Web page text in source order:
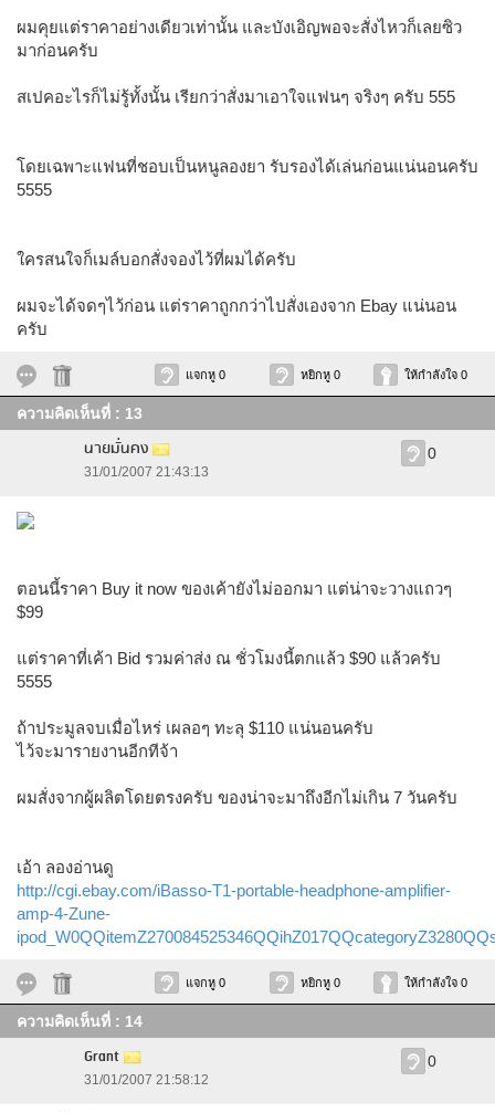
ผมคุยแต่ราคาอย่างเดียวเท่านั้น และบังเอิญพอจะสั่งไหวก็เลยซิว
มาก่อนครับ
สเปคอะไรก็ไม่รู้ทั้งนั้น เรียกว่าสั่งมาเอาใจแฟนๆ จริงๆ ครับ 555
โดยเฉพาะแฟนที่ชอบเป็นหนูลองยา รับรองได้เล่นก่อนแน่นอนครับ
5555
ใครสนใจก็เมล์บอกสั่งจองไว้ที่ผมได้ครับ
ผมจะได้จดๆไว้ก่อน แต่ราคาถูกกว่าไปสั่งเองจาก Ebay แน่นอน
ครับ
แจกหู 0 หยิกหู 0 ให้กำลังใจ 0
ความคิดเห็นที่ : 13
นายมั่นคง
31/01/2007 21:43:13
0
ตอนนี้ราคา Buy it now ของเค้ายังไม่ออกมา แต่น่าจะวางแถวๆ
$99
แต่ราคาที่เค้า Bid รวมค่าส่ง ณ ชั่วโมงนี้ตกแล้ว $90 แล้วครับ
5555
ถ้าประมูลจบเมื่อไหร่ เผลอๆ ทะลุ $110 แน่นอนครับ
ไว้จะมารายงานอีกทีจ้า
ผมสั่งจากผู้ผลิตโดยตรงครับ ของน่าจะมาถึงอีกไม่เกิน 7 วันครับ
เอ้า ลองอ่านดู
http://cgi.ebay.com/iBasso-T1-portable-headphone-amplifier-
amp-4-Zune-
แจกหู 0 หยิกหู 0 ให้กำลังใจ 0
ความคิดเห็นที่ : 14
Grant
31/01/2007 21:58:12
0